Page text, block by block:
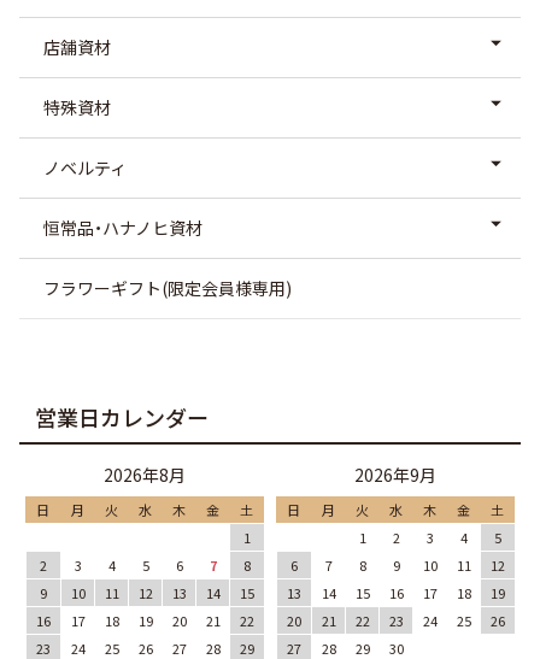
店舗資材
特殊資材
ノベルティ
恒常品・ハナノヒ資材
フラワーギフト(限定会員様専用)
営業日カレンダー
2026年8月
日 月 火 水 木 金
土
1
2
3 4 5 6 7
8
9
10 11 12 13 14
15
16
17 18 19 20 21
22
23
24 25 26 27 28
29
2026年9月
日 月 火 水 木 金
土
1
2 3 4
5
6
7 8 9 10 11
12
13
14 15 16 17 18
19
20
21 22 23 24 25
26
27
28 29 30